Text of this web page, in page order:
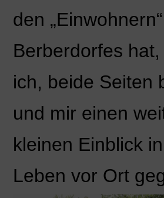
den
Berberdorfes
ich, beide Seiten
und mir einen
kleinen Einblick
Leben vor Ort